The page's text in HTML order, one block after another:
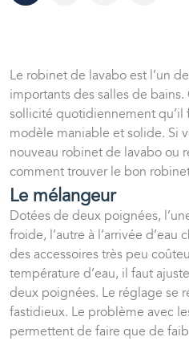
Le robinet de lavabo est l’un
importants des salles de
sollicité quotidiennement qu’il
modèle maniable et solide. Si
nouveau robinet de lavabo ou
comment trouver le bon
Le mélangeur
Dotées de deux poignées,
froide, l’autre à l’arrivée
des accessoires très peu
température d’eau, il faut
deux poignées. Le réglage se
fastidieux. Le problème avec
permettent de faire que de